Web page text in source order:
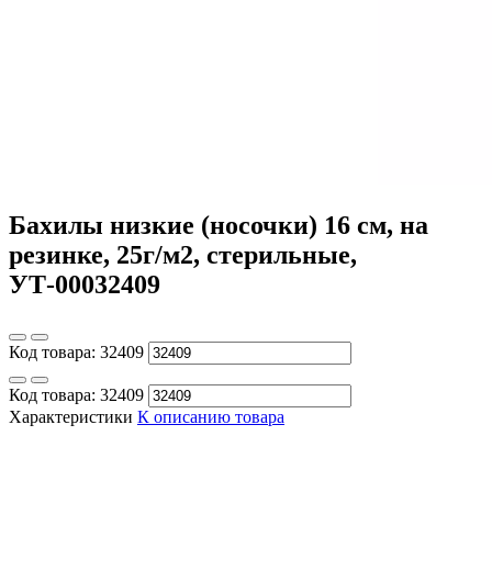
Бахилы низкие (носочки) 16 см, на
резинке, 25г/м2, стерильные,
УТ-00032409
Код товара: 32409
Код товара: 32409
Характеристики К описанию товара